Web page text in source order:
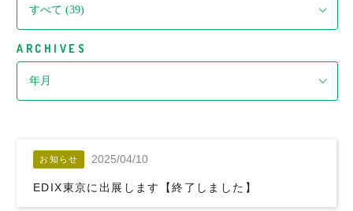
ARCHIVES
お知らせ 2025/04/10
EDIX東京に出展します【終了しました】